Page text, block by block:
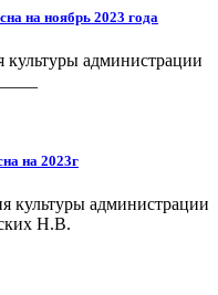
на ноябрь 2023 года
культуры администрации
на 2023г
культуры администрации
Н.В.